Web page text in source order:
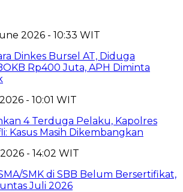
2026 - 10:33 WIT
Dinkes Bursel AT, Diduga
Rp400 Juta, APH Diminta
- 10:01 WIT
4 Terduga Pelaku, Kapolres
Kasus Masih Dikembangkan
- 14:02 WIT
SMK di SBB Belum Bersertifikat,
Juli 2026